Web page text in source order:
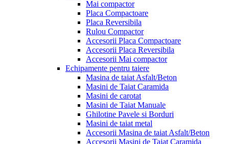
Mai compactor
Placa Compactoare
Placa Reversibila
Rulou Compactor
Accesorii Placa Compactoare
Accesorii Placa Reversibila
Accesorii Mai compactor
Echipamente pentru taiere
Masina de taiat Asfalt/Beton
Masini de Taiat Caramida
Masini de carotat
Masini de Taiat Manuale
Ghilotine Pavele si Borduri
Masini de taiat metal
Accesorii Masina de taiat Asfalt/Beton
Accesorii Masini de Taiat Caramida